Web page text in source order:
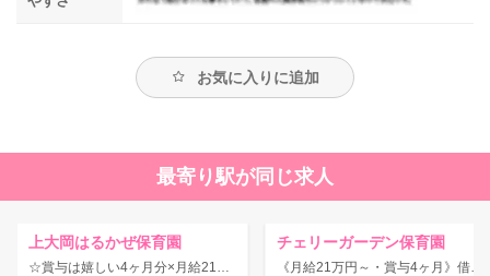
お気に入りに追加
最寄り駅が同じ求人
上大岡はるかぜ保育園
☆賞与は嬉しい4ヶ月分×月給21万円以上☆定着率抜群◎アットホームで働きやすい！
チェリーガーデン保育園
《月給21万円～・賞与4ヶ月》借り上げ社宅・住宅手当あり★モンテッソーリ＆異年齢保育を行う認可園★